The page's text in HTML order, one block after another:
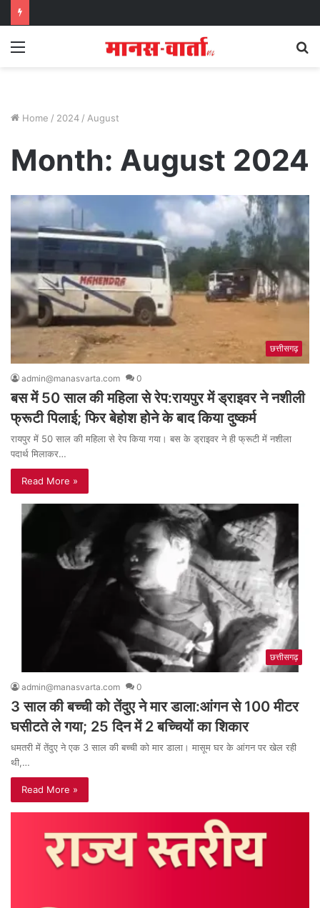
Menu
Home / 2024 / August
Month: August 2024
छत्तीसगढ़
admin@manasvarta.com 0
बस में 50 साल की महिला से रेप:रायपुर में ड्राइवर ने नशीली
फ्रूटी पिलाई; फिर बेहोश होने के बाद किया दुष्कर्म
रायपुर में 50 साल की महिला से रेप किया गया। बस के ड्राइवर ने ही फ्रूटी में नशीला
पदार्थ मिलाकर…
Read More »
छत्तीसगढ़
admin@manasvarta.com 0
3 साल की बच्ची को तेंदुए ने मार डाला:आंगन से 100 मीटर
घसीटते ले गया; 25 दिन में 2 बच्चियों का शिकार
धमतरी में तेंदुए ने एक 3 साल की बच्ची को मार डाला। मासूम घर के आंगन पर खेल रही
थी,…
Read More »